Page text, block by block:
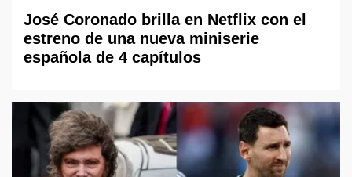
José Coronado brilla en Netflix con el
estreno de una nueva miniserie
española de 4 capítulos